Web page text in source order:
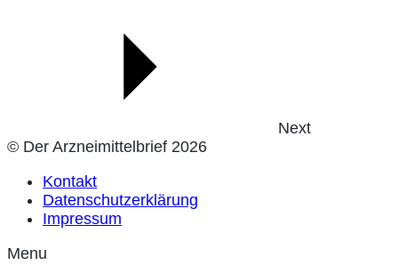
Next
© Der Arzneimittelbrief 2026
Kontakt
Datenschutzerklärung
Impressum
Menu